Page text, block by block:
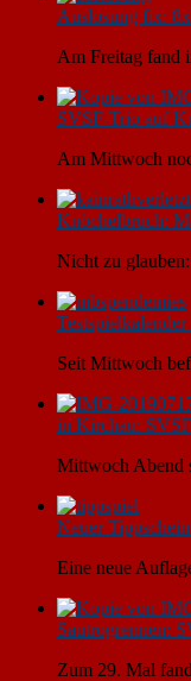
Auslosung fix:
Am Freitag fand
SVSF-Trio auf
Am Mittwoch
Knöchelbruch:
Nicht zu
Seit Mittwoch
in Kirchau:
Mittwoch Abend
Neuer
Eine neue
Sautrogrennen:
Zum 29. Mal